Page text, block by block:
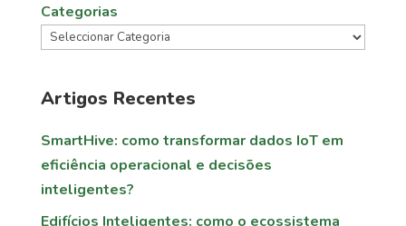
Categorias
Artigos Recentes
SmartHive: como transformar dados IoT em
eficiência operacional e decisões
inteligentes?
Edifícios Inteligentes: como o ecossistema